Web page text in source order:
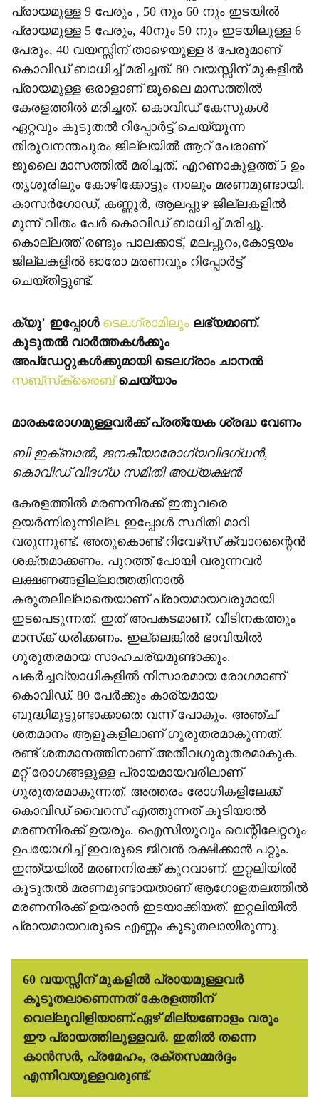
പ്രായമുള്ള 9 പേരും , 50 നും 60 നും ഇടയില്‍
പ്രായമുള്ള 5 പേരും, 40നും 50 നും ഇടയിലുള്ള 6
പേരും, 40 വയസ്സിന് താഴെയുള്ള 8 പേരുമാണ്
കൊവിഡ് ബാധിച്ച് മരിച്ചത്. 80 വയസ്സിന് മുകളില്‍
പ്രായമുള്ള ഒരാളാണ് ജൂലൈ മാസത്തില്‍
കേരളത്തില്‍ മരിച്ചത്. കൊവിഡ് കേസുകള്‍
ഏറ്റവും കൂടുതല്‍ റിപ്പോര്‍ട്ട് ചെയ്യുന്ന
തിരുവനന്തപുരം ജില്ലയില്‍ ആറ് പേരാണ്
ജൂലൈ മാസത്തില്‍ മരിച്ചത്. എറണാകുളത്ത് 5 ഉം
തൃശൂരിലും കോഴിക്കോട്ടും നാലും മരണമുണ്ടായി.
കാസര്‍ഗോഡ്, കണ്ണൂര്‍, ആലപ്പുഴ ജില്ലകളില്‍
മൂന്ന് വീതം പേര്‍ കൊവിഡ് ബാധിച്ച് മരിച്ചു.
കൊല്ലത്ത് രണ്ടും പാലക്കാട്, മലപ്പുറം,കോട്ടയം
ജില്ലകളില്‍ ഓരോ മരണവും റിപ്പോര്‍ട്ട്
ചെയ്തിട്ടുണ്ട്.
ക്യു’ ഇപ്പോള്‍ ടെലഗ്രാമിലും ലഭ്യമാണ്.
കൂടുതല്‍ വാര്‍ത്തകള്‍ക്കും
അപ്‌ഡേറ്റുകള്‍ക്കുമായി ടെലഗ്രാം ചാനല്‍
സബ്‌സ്‌ക്രൈബ് ചെയ്യാം
മാരകരോഗമുള്ളവര്‍ക്ക് പ്രത്യേക ശ്രദ്ധ വേണം
ബി ഇക്ബാല്‍, ജനകീയാരോഗ്യവിദഗ്ധന്‍,
കൊവിഡ് വിദഗ്ധ സമിതി അധ്യക്ഷന്‍
കേരളത്തില്‍ മരണനിരക്ക് ഇതുവരെ
ഉയര്‍ന്നിരുന്നില്ല. ഇപ്പോള്‍ സ്ഥിതി മാറി
വരുന്നുണ്ട്. അതുകൊണ്ട് റിവേഴ്‌സ് ക്വാറന്റൈന്‍
ശക്തമാക്കണം. പുറത്ത് പോയി വരുന്നവര്‍
ലക്ഷണങ്ങളില്ലാത്തതിനാല്‍
കരുതലില്ലാതെയാണ് പ്രായമായവരുമായി
ഇടപെടുന്നത്. ഇത് അപകടമാണ്. വീടിനകത്തും
മാസ്‌ക് ധരിക്കണം. ഇല്ലെങ്കില്‍ ഭാവിയില്‍
ഗുരുതരമായ സാഹചര്യമുണ്ടാക്കും.
പകര്‍ച്ചവ്യാധികളില്‍ നിസാരമായ രോഗമാണ്
കൊവിഡ്. 80 പേര്‍ക്കും കാര്യമായ
ബുദ്ധിമുട്ടുണ്ടാക്കാതെ വന്ന് പോകും. അഞ്ച്
ശതമാനം ആളുകളിലാണ് ഗുരുതരമാകുന്നത്.
രണ്ട് ശതമാനത്തിനാണ് അതീവഗുരുതരമാകുക.
മറ്റ് രോഗങ്ങളുള്ള പ്രായമായവരിലാണ്
ഗുരുതരമാകുന്നത്. അത്തരം രോഗികളിലേക്ക്
കൊവിഡ് വൈറസ് എത്തുന്നത് കൂടിയാല്‍
മരണനിരക്ക് ഉയരും. ഐസിയുവും വെന്റിലേറ്ററും
ഉപയോഗിച്ച് ഇവരുടെ ജീവന്‍ രക്ഷിക്കാന്‍ പറ്റും.
ഇന്ത്യയില്‍ മരണനിരക്ക് കുറവാണ്. ഇറ്റലിയില്‍
കൂടുതല്‍ മരണമുണ്ടായതാണ് ആഗോളതലത്തില്‍
മരണനിരക്ക് ഉയരാന്‍ ഇടയാക്കിയത്. ഇറ്റലിയില്‍
പ്രായമായവരുടെ എണ്ണം കൂടുതലായിരുന്നു.
60 വയസ്സിന് മുകളില്‍ പ്രായമുള്ളവര്‍
കൂടുതലാണെന്നത് കേരളത്തിന്
വെല്ലുവിളിയാണ്.ഏഴ് മില്യണോളം വരും
ഈ പ്രായത്തിലുള്ളവര്‍. ഇതില്‍ തന്നെ
കാന്‍സര്‍, പ്രമേഹം, രക്തസമ്മര്‍ദ്ദം
എന്നിവയുള്ളവരുണ്ട്.